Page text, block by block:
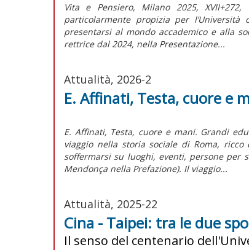
Vita e Pensiero, Milano 2025,
particolarmente propizia per
presentarsi al mondo accademico e alla
rettrice dal 2024, nella Presentazione...
Attualità, 2026-2
E. Affinati, Testa, cuore e
E. Affinati, Testa, cuore e mani. Grandi
viaggio nella storia sociale di Roma,
soffermarsi su luoghi, eventi, persone per
Mendonça nella Prefazione). Il viaggio...
Attualità, 2025-22
Cina - Taipei: tra le due
Il senso del centenario